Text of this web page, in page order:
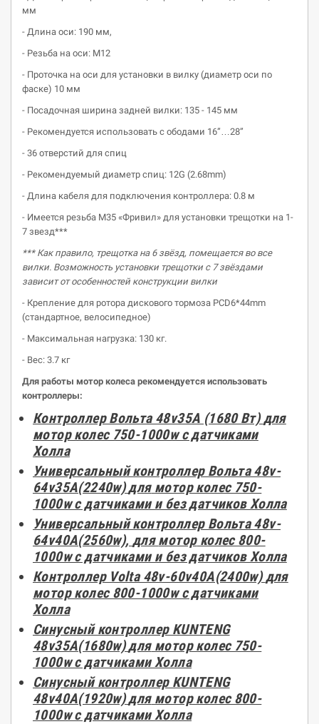
мм
- Длина оси: 190 мм,
- Резьба на оси: М12
- Проточка на оси для установки в вилку (диаметр оси по
фаске) 10 мм
- Посадочная ширина задней вилки: 135 - 145 мм
- Рекомендуется использовать с ободами 16”…28”
- 36 отверстий для спиц
- Рекомендуемый диаметр спиц: 12G (2.68mm)
- Длина кабеля для подключения контроллера: 0.8 м
- Имеется резьба М35 «Фривил» для установки трещотки на 1-
7 звезд***
*** Как правило, трещотка на 6 звёзд, помещается во все
вилки. Возможность установки трещотки с 7 звёздами
зависит от особенностей конструкции вилки
- Крепление для ротора дискового тормоза PCD6*44mm
(стандартное, велосипедное)
- Максимальная нагрузка: 130 кг.
- Вес: 3.7 кг
Для работы мотор колеса рекомендуется использовать
контроллеры:
Контроллер Вольта 48v35А (1680 Вт)для
моторколес 750-1000w с датчиками
Холла
Универсальный контроллер Вольта 48v-
64v35А(2240w)для моторколес 750-
1000w с датчиками и без датчиков Холла
Универсальный контроллер Вольта 48v-
64v40А(2560w), для моторколес 800-
1000w с датчиками и без датчиков Холла
Контроллер Volta 48v-60v40А(2400w)для
моторколес 800-1000w с датчиками
Холла
Синусный контроллер KUNTENG
48v35A(1680w)для моторколес 750-
1000w с датчиками Холла
Синусный контроллер KUNTENG
48v40A(1920w)для моторколес 800-
1000w с датчиками Холла